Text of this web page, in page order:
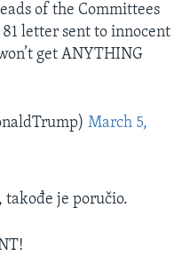
of the Committees
81 letter sent to innocent
get ANYTHING
March 5,
je poručio.